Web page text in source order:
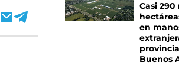
Casi 290
en
Buenos